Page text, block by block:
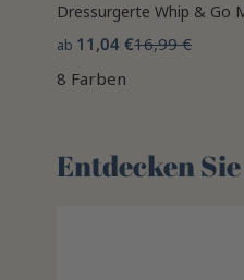
Dressurgerte Whip & Go
ab 11,04 €16,99 €
8 Farben
Entdecken Sie